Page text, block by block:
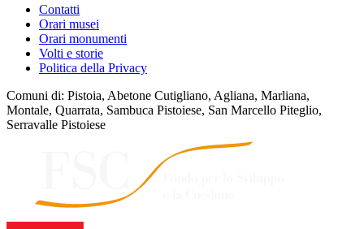
Contatti
Orari musei
Orari monumenti
Volti e storie
Politica della Privacy
Comuni di: Pistoia, Abetone Cutigliano, Agliana, Marliana,
Montale, Quarrata, Sambuca Pistoiese, San Marcello Piteglio,
Serravalle Pistoiese